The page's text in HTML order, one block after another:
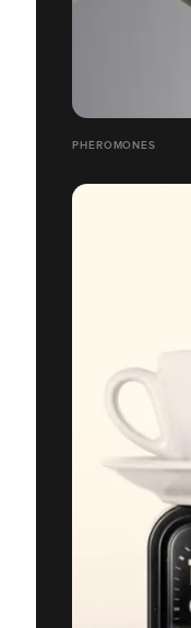
PHÉROMONES